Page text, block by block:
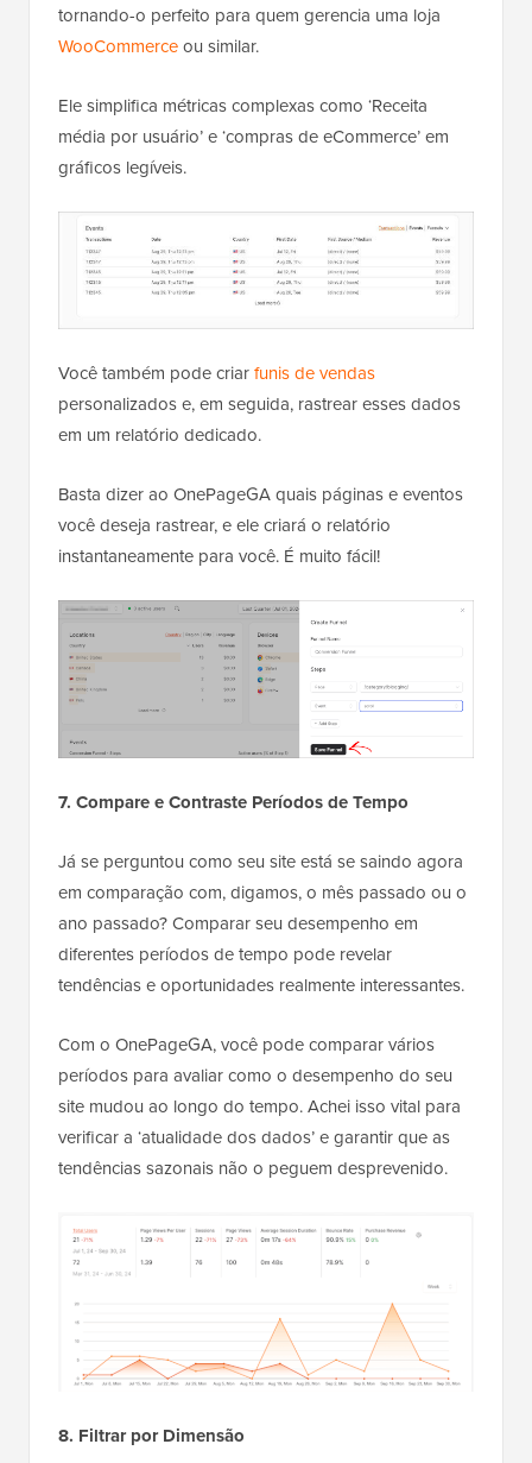
tornando-o perfeito para quem gerencia uma loja
WooCommerceou similar.
Ele simplifica métricas complexas como ‘Receita
média por usuário’ e ‘compras de eCommerce’ em
gráficos legíveis.
Você também pode criarfunis de vendas
personalizados e, em seguida, rastrear esses dados
em um relatório dedicado.
Basta dizer ao OnePageGA quais páginas e eventos
você deseja rastrear, e ele criará o relatório
instantaneamente para você. É muito fácil!
7. Compare e Contraste Períodos de Tempo
Já se perguntou como seu site está se saindo agora
em comparação com, digamos, o mês passado ou o
ano passado? Comparar seu desempenho em
diferentes períodos de tempo pode revelar
tendências e oportunidades realmente interessantes.
Com o OnePageGA, você pode comparar vários
períodos para avaliar como o desempenho do seu
site mudou ao longo do tempo. Achei isso vital para
verificar a ‘atualidade dos dados’ e garantir que as
tendências sazonais não o peguem desprevenido.
8. Filtrar por Dimensão